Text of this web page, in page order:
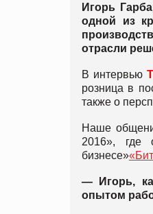
Игорь
одной из
отрасли
В интервью
розница в
также о
Наше
2016», где
бизнесе»
— Игорь,
опытом